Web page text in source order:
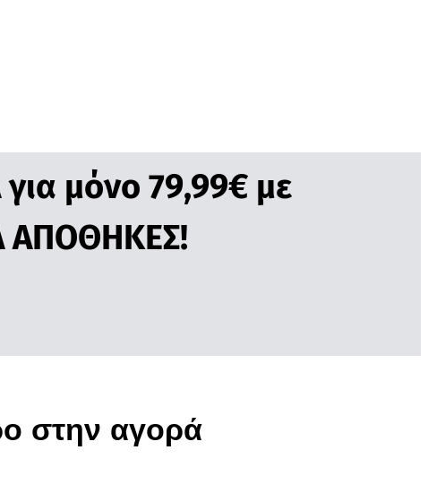
μόνο 79,99€ με
ΑΠΟΘΗΚΕΣ!
στην αγορά